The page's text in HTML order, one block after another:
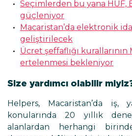
Seçimlerden bu yana HUF,
güçleniyor
Macaristan’da elektronik
geliştirilecek
Ücret şeffaflığı kurallarının
ertelenmesi bekleniyor
Size yardımcı olabilir
Helpers, Macaristan’da iş,
konularında 20 yıllık
alanlardan herhangi